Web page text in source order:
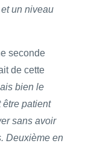
un niveau
seconde
de cette
bien le
être patient
sans avoir
Deuxième en